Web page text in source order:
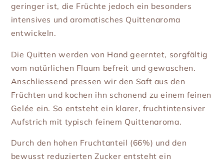
geringer ist, die Früchte jedoch ein besonders
intensives und aromatisches Quittenaroma
entwickeln.
Die Quitten werden von Hand geerntet, sorgfältig
vom natürlichen Flaum befreit und gewaschen.
Anschliessend pressen wir den Saft aus den
Früchten und kochen ihn schonend zu einem feinen
Gelée ein. So entsteht ein klarer, fruchtintensiver
Aufstrich mit typisch feinem Quittenaroma.
Durch den hohen Fruchtanteil (66%) und den
bewusst reduzierten Zucker entsteht ein